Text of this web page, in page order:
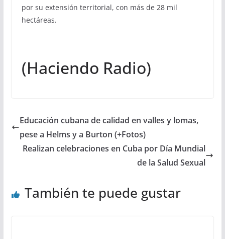
por su extensión territorial, con más de 28 mil
hectáreas.
(Haciendo Radio)
Educación cubana de calidad en valles y lomas,
pese a Helms y a Burton (+Fotos)
Realizan celebraciones en Cuba por Día Mundial
de la Salud Sexual
También te puede gustar